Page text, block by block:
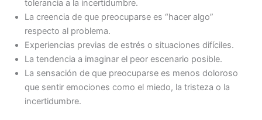
tolerancia a la incertidumbre.
La creencia de que preocuparse es “hacer algo”
respecto al problema.
Experiencias previas de estrés o situaciones difíciles.
La tendencia a imaginar el peor escenario posible.
La sensación de que preocuparse es menos doloroso
que sentir emociones como el miedo, la tristeza o la
incertidumbre.